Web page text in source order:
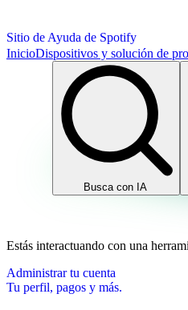
Sitio de Ayuda de Spotify
InicioDispositivos y solución de
Busca con IA
Estás interactuando con una
Administrar tu cuenta
Tu perfil, pagos y más.